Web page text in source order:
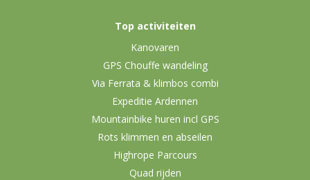
Top activiteiten
Kanovaren
GPS Chouffe wandeling
Via Ferrata & klimbos combi
Expeditie Ardennen
Mountainbike huren incl GPS
Rots klimmen en abseilen
Highrope Parcours
Quad rijden